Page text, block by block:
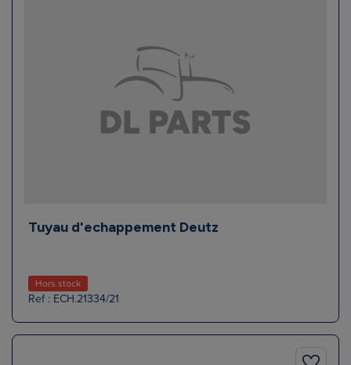
Tuyau d'echappement Deutz
Hors stock
Ref : ECH.21334/21